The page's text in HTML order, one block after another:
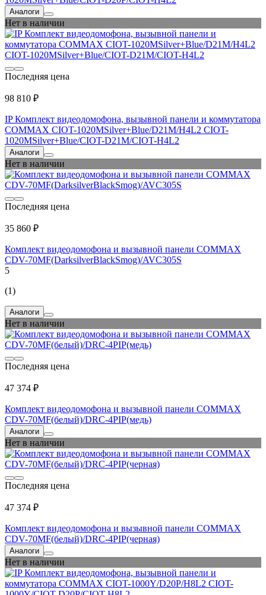
Аналоги
Нет в наличии
Последняя цена
98 810 ₽
IP Комплект видеодомофона, вызывной панели и коммутатора
COMMAX CIOT-1020MSilver+Blue/D21M/H4L2 CIOT-
1020MSilver+Blue/CIOT-D21M/CIOT-H4L2
Аналоги
Нет в наличии
Последняя цена
35 860 ₽
Комплект видеодомофона и вызывной панели COMMAX
CDV-70MF(DarksilverBlackSmog)/AVC305S
5
(1)
Аналоги
Нет в наличии
Последняя цена
47 374 ₽
Комплект видеодомофона и вызывной панели COMMAX
CDV-70MF(белый)/DRC-4PIP(медь)
Аналоги
Нет в наличии
Последняя цена
47 374 ₽
Комплект видеодомофона и вызывной панели COMMAX
CDV-70MF(белый)/DRC-4PIP(черная)
Аналоги
Нет в наличии